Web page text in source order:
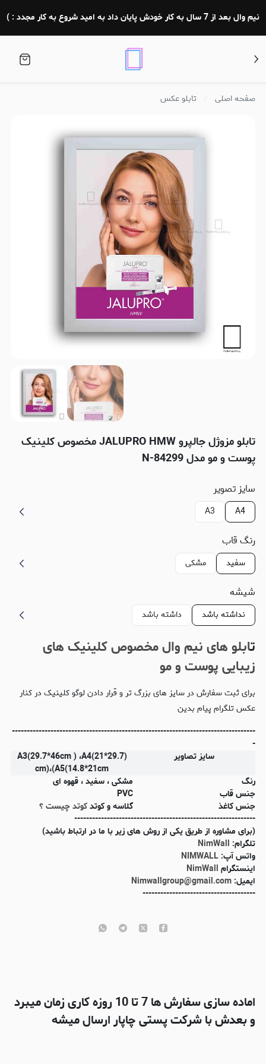
نیم وال بعد از 7 سال به کار خودش پایان داد به امید شروع به کار مجدد : )
صفحه اصلی تابلو عکس
تابلو مزوژل جالپرو JALUPRO HMW مخصوص کلینیک
پوست و مو مدل N-84299
سایز تصویر
A4
A3
رنگ قاب
سفید مشکی
شیشه
نداشته باشد داشته باشد
تابلو های نیم وال مخصوص کلینیک های
زیبایی پوست و مو
برای ثبت سفارش در سایز های بزرگ تر و قرار دادن لوگو کلینیک در کنار
عکس تلگرام پیام بدین
----------------------------------------------------------------------------------
-
سایز تصاویر
(A3(29.7*46cm ) ،A4(21*29.7
cm)،(A5(14.8*21cm
رنگ
مشکی ، سفید ، قهوه ای
جنس قاب
PVC
جنس کاغذ
گلاسه و کوتدکوتد چیست ؟
-------------------------------------------------------------
(برای مشاوره از طریق یکی از روش های زیر با ما در ارتباط باشید)
تلگرام: NimWall
واتس آپ: NIMWALL
اینستگرام NimWall
ایمیل: Nimwallgroup@gmail.com
--------------------------------------
اماده سازی سفارش ها 7 تا 10 روزه کاری زمان میبرد
و بعدش با شرکت پستی چاپار ارسال میشه